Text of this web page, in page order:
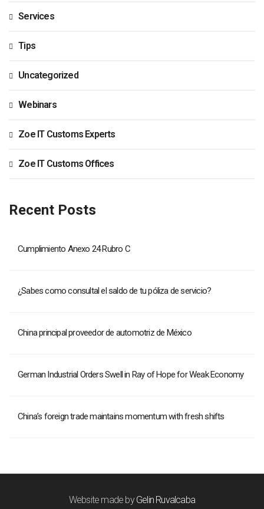
Services
Tips
Uncategorized
Webinars
Zoe IT Customs Experts
Zoe IT Customs Offices
Recent Posts
Cumplimiento Anexo 24 Rubro C
¿Sabes como consultal el saldo de tu póliza de servicio?
China principal proveedor de automotriz de México
German Industrial Orders Swell in Ray of Hope for Weak Economy
China’s foreign trade maintains momentum with fresh shifts
Website made byGelin Ruvalcaba